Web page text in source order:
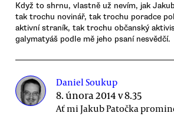
Když to shrnu, vlastně už nevím, jak
tak trochu novinář, tak trochu poradce
aktivní straník, tak trochu občanský
galymatyáš podle mě jeho psaní nesvědčí.
Daniel Soukup
8. února 2014 v 8.35
Ať mi Jakub Patočka